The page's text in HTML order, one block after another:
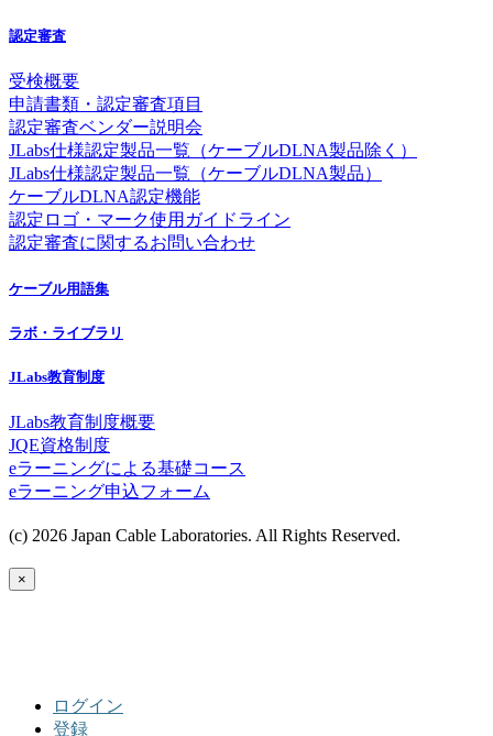
認定審査
受検概要
申請書類・認定審査項目
認定審査ベンダー説明会
JLabs仕様認定製品一覧（ケーブルDLNA製品除く）
JLabs仕様認定製品一覧（ケーブルDLNA製品）
ケーブルDLNA認定機能
認定ロゴ・マーク使用ガイドライン
認定審査に関するお問い合わせ
ケーブル用語集
ラボ・ライブラリ
JLabs教育制度
JLabs教育制度概要
JQE資格制度
eラーニングによる基礎コース
eラーニング申込フォーム
(c) 2026 Japan Cable Laboratories. All Rights Reserved.
×
ログイン
登録